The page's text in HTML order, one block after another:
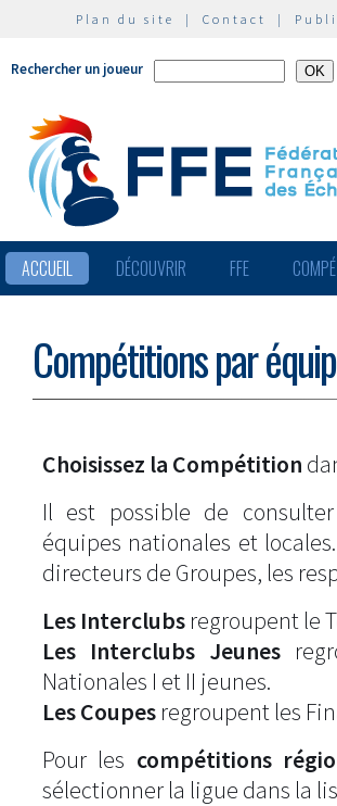
Plan du site | Contact |
Rechercher un joueur
ACCUEIL DÉCOUVRIR FFE
Compétitions par
Choisissez la Compétition
Il est possible de
équipes nationales et
directeurs de Groupes, les
Les Interclubs regroupent le
Les Interclubs Jeunes
Nationales I et II jeunes.
Les Coupes regroupent les
Pour les compétitions
sélectionner la ligue dans la